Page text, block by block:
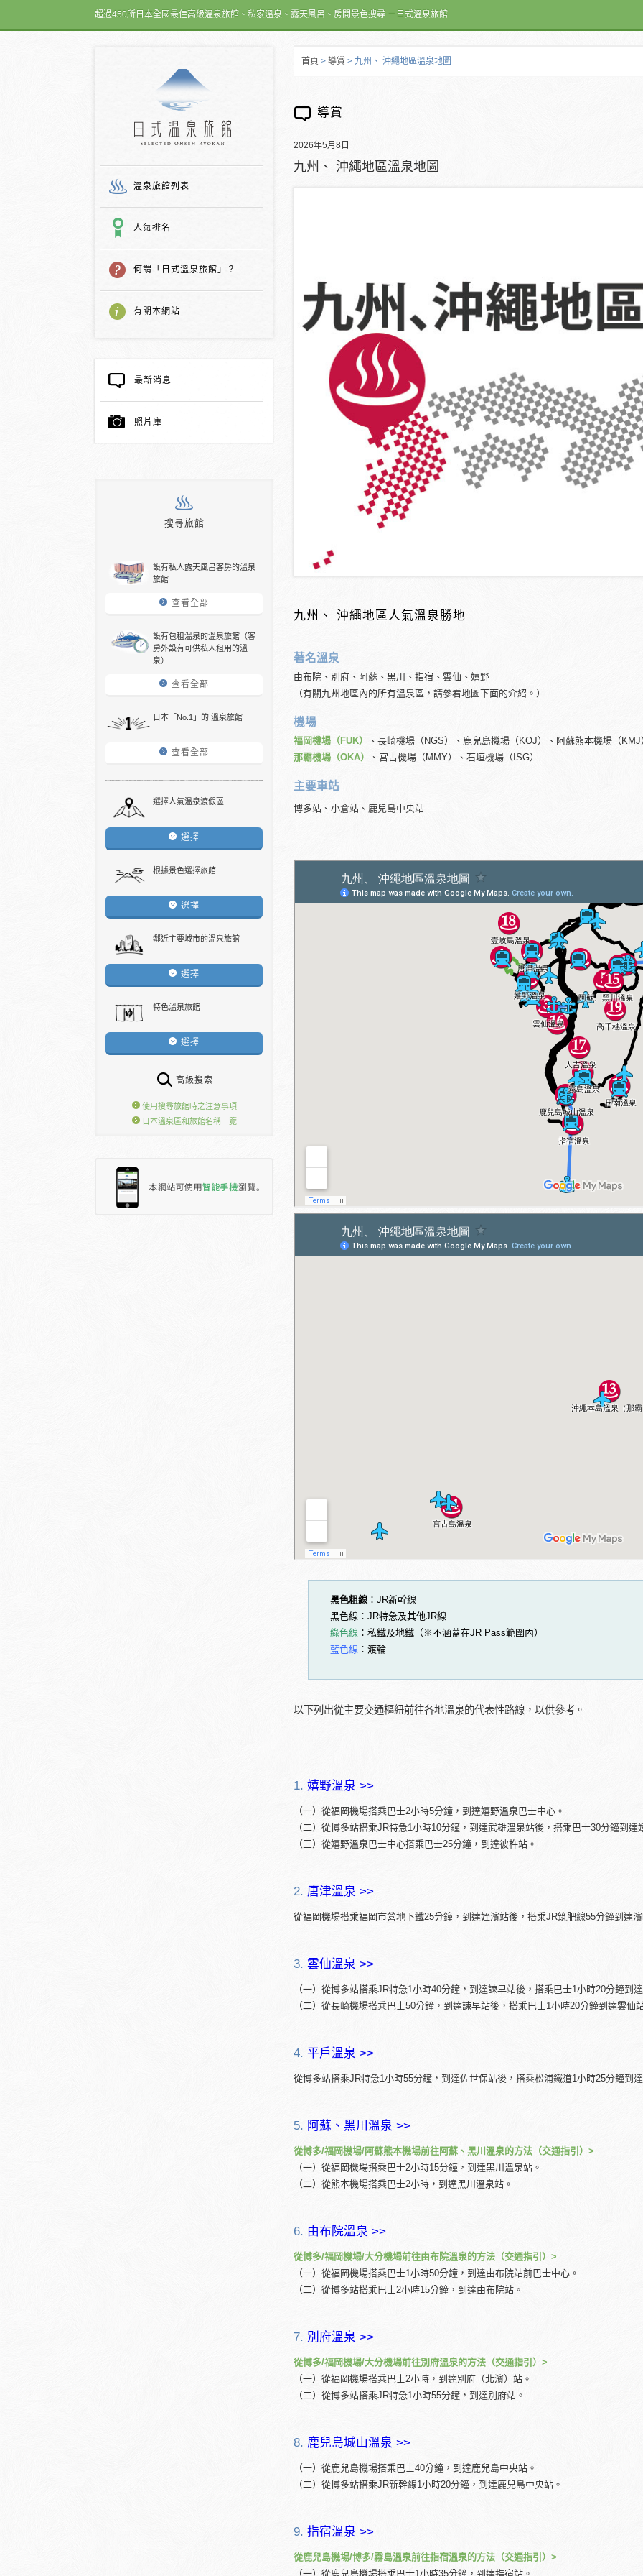
超過450所日本全國最佳高級溫泉旅館、私家溫泉、露天風呂、房間景色搜尋 －日式溫泉旅館
溫泉旅館列表
人氣排名
何謂「日式溫泉旅館」？
有關本網站
最新消息
照片庫
搜尋旅館
設有私人露天風呂客房的溫泉
旅館
查看全部
設有包租溫泉的溫泉旅館（客
房外設有可供私人租用的溫
泉）
查看全部
日本「No.1」的 溫泉旅館
查看全部
選擇人氣溫泉渡假區
選擇
根據景色選擇旅館
選擇
鄰近主要城市的溫泉旅館
選擇
特色溫泉旅館
選擇
高級搜索
使用搜尋旅館時之注意事項
日本溫泉區和旅館名稱一覽
首頁 > 導賞 > 九州、 沖繩地區溫泉地圖
導賞
2026年5月8日
九州、 沖繩地區溫泉地圖
九州、 沖繩地區人氣溫泉勝地
著名溫泉
由布院、別府、阿蘇、黑川、指宿、雲仙、嬉野
（有關九州地區內的所有溫泉區，請參看地圖下面的介紹。）
機場
福岡機場（FUK）
、長崎機場（NGS）、鹿兒島機場（KOJ）、阿蘇熊本機場（KMJ
那霸機場（OKA）
、宮古機場（MMY）、石垣機場（ISG）
主要車站
博多站、小倉站、鹿兒島中央站
黑色粗線 ：JR新幹線
黑色線：JR特急及其他JR線
綠色線 ：私鐵及地鐵（※不涵蓋在JR Pass範圍內）
藍色線 ：渡輪
以下列出從主要交通樞紐前往各地溫泉的代表性路線，以供參考。
1. 嬉野溫泉 >>
（一）從福岡機場搭乘巴士2小時5分鐘，到達嬉野溫泉巴士中心。
（二）從博多站搭乘JR特急1小時10分鐘，到達武雄溫泉站後，搭乘巴士30分鐘到達
（三）從嬉野溫泉巴士中心搭乘巴士25分鐘，到達彼杵站。
2. 唐津溫泉 >>
從福岡機場搭乘福岡市營地下鐵25分鐘，到達姪濱站後，搭乘JR筑肥線55分鐘到達
3. 雲仙溫泉 >>
（一）從博多站搭乘JR特急1小時40分鐘，到達諫早站後，搭乘巴士1小時20分鐘到
（二）從長崎機場搭乘巴士50分鐘，到達諫早站後，搭乘巴士1小時20分鐘到達雲仙
4. 平戶溫泉 >>
從博多站搭乘JR特急1小時55分鐘，到達佐世保站後，搭乘松浦鐵道1小時25分鐘到
5. 阿蘇、黑川溫泉 >>
從博多/福岡機場/阿蘇熊本機場前往阿蘇、黑川溫泉的方法（交通指引）>
（一）從福岡機場搭乘巴士2小時15分鐘，到達黑川溫泉站。
（二）從熊本機場搭乘巴士2小時，到達黑川溫泉站。
6. 由布院溫泉 >>
從博多/福岡機場/大分機場前往由布院溫泉的方法（交通指引）>
（一）從福岡機場搭乘巴士1小時50分鐘，到達由布院站前巴士中心。
（二）從博多站搭乘巴士2小時15分鐘，到達由布院站。
7. 別府溫泉 >>
從博多/福岡機場/大分機場前往別府溫泉的方法（交通指引）>
（一）從福岡機場搭乘巴士2小時，到達別府（北濱）站。
（二）從博多站搭乘JR特急1小時55分鐘，到達別府站。
8. 鹿兒島城山溫泉 >>
（一）從鹿兒島機場搭乘巴士40分鐘，到達鹿兒島中央站。
（二）從博多站搭乘JR新幹線1小時20分鐘，到達鹿兒島中央站。
9. 指宿溫泉 >>
從鹿兒島機場/博多/霧島溫泉前往指宿溫泉的方法（交通指引）>
（一）從鹿兒島機場搭乘巴士1小時35分鐘，到達指宿站。